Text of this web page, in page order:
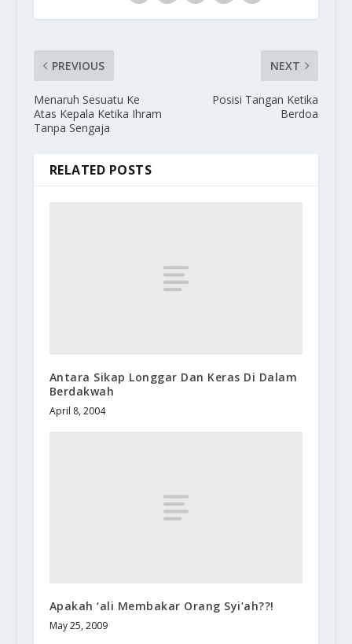
PREVIOUS
Menaruh Sesuatu Ke
Atas Kepala Ketika Ihram
Tanpa Sengaja
NEXT
Posisi Tangan Ketika
Berdoa
RELATED POSTS
Antara Sikap Longgar Dan Keras Di Dalam
Berdakwah
April 8, 2004
Apakah ‘ali Membakar Orang Syi’ah??!
May 25, 2009